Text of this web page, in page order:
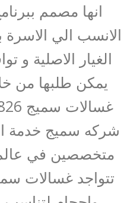
انها مصمم
الانسب الي الاسرة
الغيار الاصلية و
يمكن طلبها من
شركه سميج خدمة
متخصصين في عالم
تتواجد غسالات